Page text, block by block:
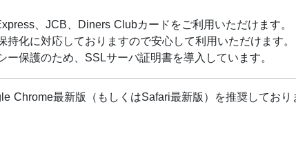
、JCB、Diners Clubカードをご利用いただけます。
化に対応しておりますので安心して利用いただけます。
保護のため、SSLサーバ証明書を導入しています。
Chrome最新版（もしくはSafari最新版）を推奨してお